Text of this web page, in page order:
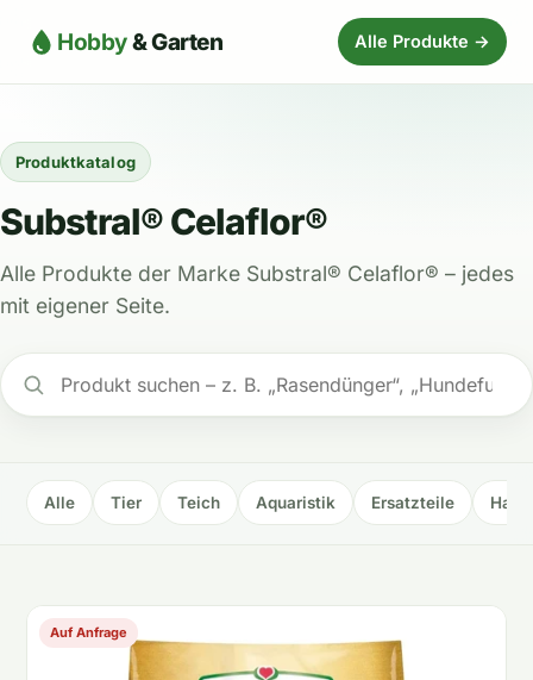
Hobby& Garten Alle Produkte →
Produktkatalog
Substral® Celaflor®
Alle Produkte der Marke Substral® Celaflor® – jedes
mit eigener Seite.
Alle Tier Teich Aquaristik Ersatzteile
Auf Anfrage